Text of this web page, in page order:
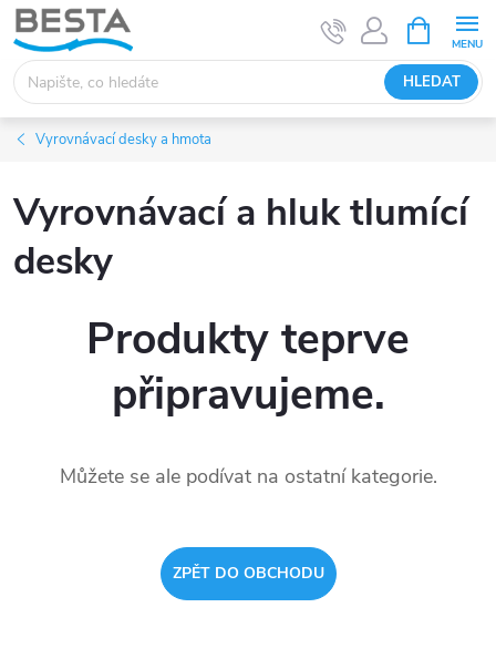
Přejít
na
obsah
HLEDAT
NÁKUPNÍ
KOŠÍK
Vyrovnávací desky a hmota
Vyrovnávací a hluk tlumící
desky
Produkty teprve
připravujeme.
Můžete se ale podívat na ostatní kategorie.
ZPĚT DO OBCHODU